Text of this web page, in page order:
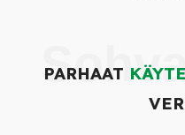
PARHAAT